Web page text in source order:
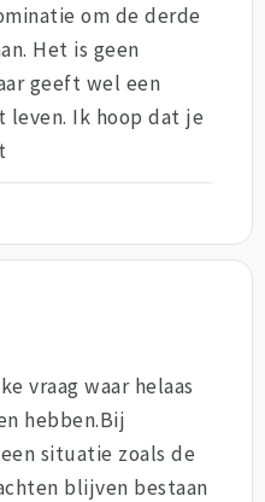
om de derde
Het is geen
geeft wel een
Ik hoop dat je
vraag waar helaas
hebben.Bij
situatie zoals de
blijven bestaan